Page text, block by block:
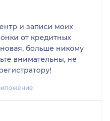
и записи моих
от кредитных
больше никому
внимательны, не